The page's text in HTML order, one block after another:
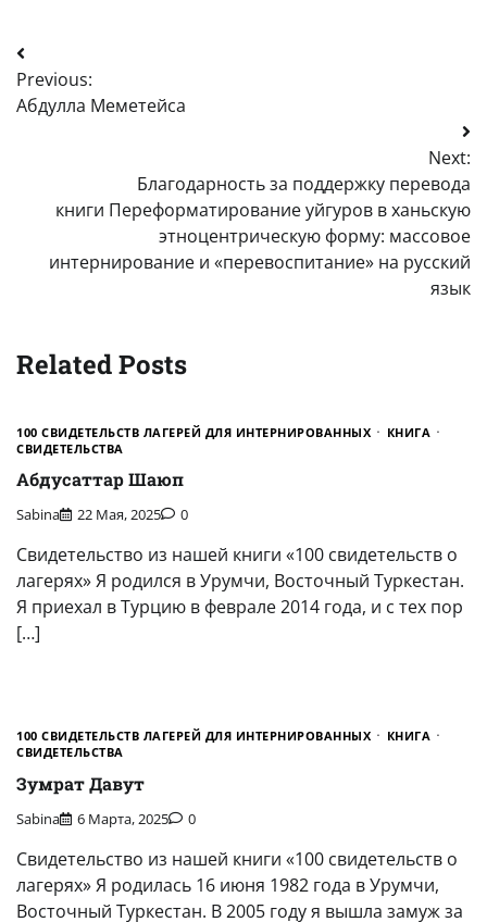
Навигация
по
Previous:
Абдулла Меметейса
Next:
Благодарность за поддержку перевода
книги Переформатирование уйгуров в ханьскую
этноцентрическую форму: массовое
интернирование и «перевоспитание» на русский
язык
Related Posts
100 СВИДЕТЕЛЬСТВ ЛАГЕРЕЙ ДЛЯ ИНТЕРНИРОВАННЫХ
КНИГА
СВИДЕТЕЛЬСТВА
Абдусаттар Шаюп
Sabina 22 Мая, 2025 0
Свидетельство из нашей книги «100 свидетельств о
лагерях» Я родился в Урумчи, Восточный Туркестан.
Я приехал в Турцию в феврале 2014 года, и с тех пор
[…]
100 СВИДЕТЕЛЬСТВ ЛАГЕРЕЙ ДЛЯ ИНТЕРНИРОВАННЫХ
КНИГА
СВИДЕТЕЛЬСТВА
Зумрат Давут
Sabina 6 Марта, 2025 0
Свидетельство из нашей книги «100 свидетельств о
лагерях» Я родилась 16 июня 1982 года в Урумчи,
Восточный Туркестан. В 2005 году я вышла замуж за